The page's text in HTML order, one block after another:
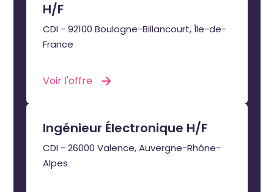
H/F
CDI - 92100 Boulogne-Billancourt, Île-de-
France
Voir l'offre
Ingénieur Électronique H/F
CDI - 26000 Valence, Auvergne-Rhône-
Alpes